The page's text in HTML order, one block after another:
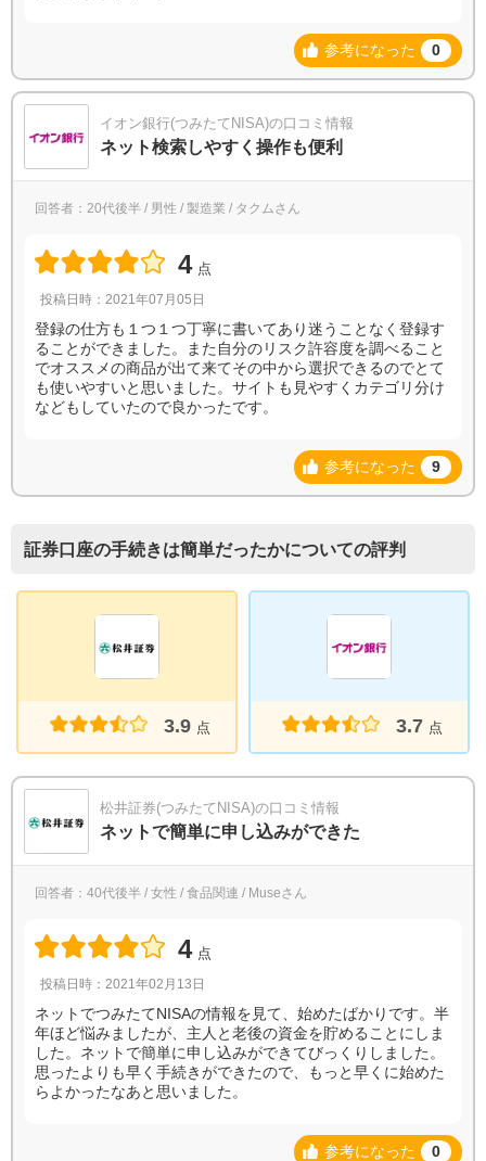
参考になった 0
イオン銀行(つみたてNISA)の口コミ情報
ネット検索しやすく操作も便利
回答者：20代後半 / 男性 / 製造業 / タクムさん
4 点
投稿日時：2021年07月05日
登録の仕方も１つ１つ丁寧に書いてあり迷うことなく登録す
ることができました。また自分のリスク許容度を調べること
でオススメの商品が出て来てその中から選択できるのでとて
も使いやすいと思いました。サイトも見やすくカテゴリ分け
などもしていたので良かったです。
参考になった 9
証券口座の手続きは簡単だったかについての評判
3.9 点 3.7 点
松井証券(つみたてNISA)の口コミ情報
ネットで簡単に申し込みができた
回答者：40代後半 / 女性 / 食品関連 / Museさん
4 点
投稿日時：2021年02月13日
ネットでつみたてNISAの情報を見て、始めたばかりです。半
年ほど悩みましたが、主人と老後の資金を貯めることにしま
した。ネットで簡単に申し込みができてびっくりしました。
思ったよりも早く手続きができたので、もっと早くに始めた
らよかったなあと思いました。
参考になった 0